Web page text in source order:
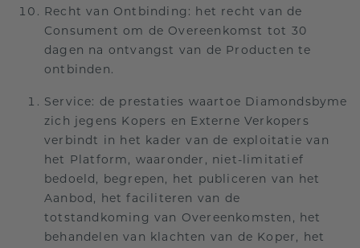
Recht van Ontbinding: het recht van de
Consument om de Overeenkomst tot 30
dagen na ontvangst van de Producten te
ontbinden.
Service: de prestaties waartoe Diamondsbyme
zich jegens Kopers en Externe Verkopers
verbindt in het kader van de exploitatie van
het Platform, waaronder, niet-limitatief
bedoeld, begrepen, het publiceren van het
Aanbod, het faciliteren van de
totstandkoming van Overeenkomsten, het
behandelen van klachten van de Koper, het